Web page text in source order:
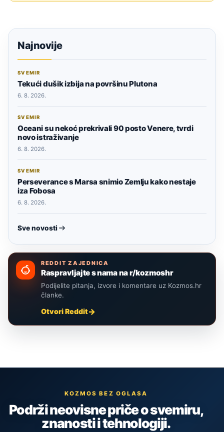
Najnovije
SVEMIR
Tekući dušik izbija na površinu Plutona
6. 8. 2026.
SVEMIR
Oceani su nekoć prekrivali 90 posto Venere, tvrdi
novo istraživanje
6. 8. 2026.
SVEMIR
Perseverance s Marsa snimio Zemlju kako nestaje
iza Fobosa
6. 8. 2026.
Sve novosti
REDDIT ZAJEDNICA
Raspravljajte s nama na r/kozmoshr
Podijelite pitanja, izvore i komentare uz Kozmos.hr
članke.
Otvori Reddit
KOZMOS BEZ OGLASA
Podrži neovisne priče o svemiru,
znanosti i tehnologiji.